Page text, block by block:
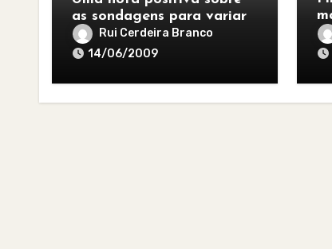
as sondagens para variar
Rui Cerdeira Branco
14/06/2009